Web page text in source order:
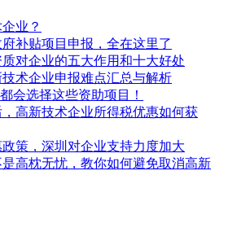
业？
补贴项目申报，全在这里了
对企业的五大作用和十大好处
技术企业申报难点汇总与解析
会选择这些资助项目！
高新技术企业所得税优惠如何获
政策，深圳对企业支持力度加大
高枕无忧，教你如何避免取消高新